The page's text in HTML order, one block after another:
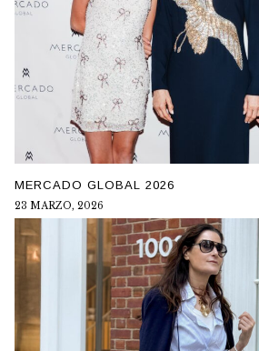
MERCADO GLOBAL 2026
23 MARZO, 2026